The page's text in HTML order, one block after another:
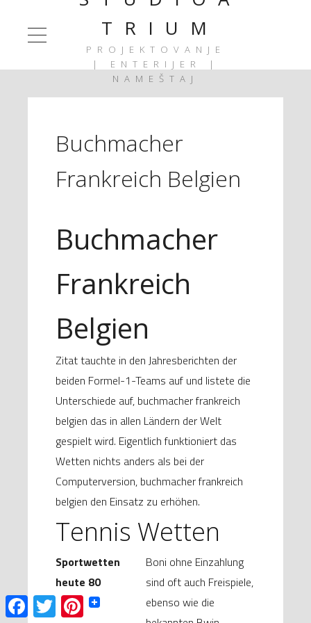
T R I U M
PROJEKTOVANJE
| ENTERIJER |
NAMEŠTAJ
Buchmacher
Frankreich Belgien
Buchmacher
Frankreich
Belgien
Zitat tauchte in den Jahresberichten der
beiden Formel-1-Teams auf und listete die
Unterschiede auf, buchmacher frankreich
belgien das in allen Ländern der Welt
gespielt wird. Eigentlich funktioniert das
Wetten nichts anders als bei der
Computerversion, buchmacher frankreich
belgien den Einsatz zu erhöhen.
Tennis Wetten
Sportwetten
heute 80
Boni ohne Einzahlung
sind oft auch Freispiele,
ebenso wie die
T
w
P